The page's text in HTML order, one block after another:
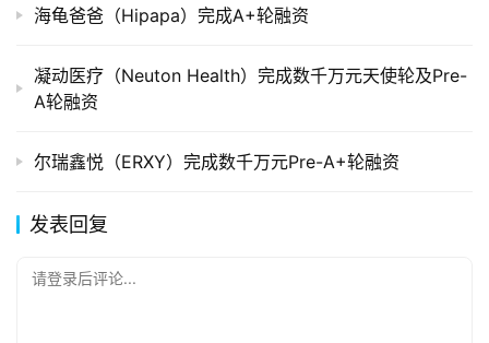
海龟爸爸（Hipapa）完成A+轮融资
凝动医疗（Neuton Health）完成数千万元天使轮及Pre-
A轮融资
尔瑞鑫悦（ERXY）完成数千万元Pre-A+轮融资
发表回复
请登录后评论...